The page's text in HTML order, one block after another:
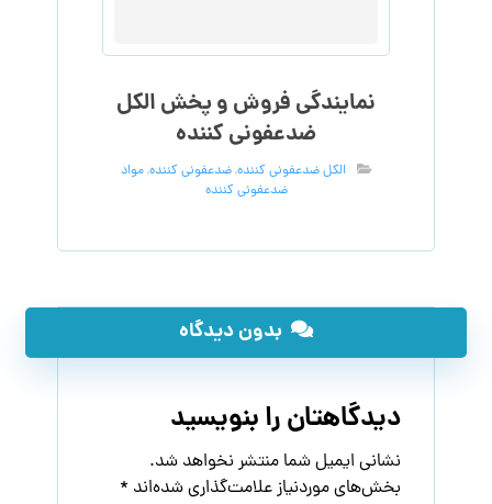
نمایندگی فروش و پخش الکل
ضدعفونی کننده
الکل ضدعفونی کننده,ضدعفونی کننده,مواد
ضدعفونی کننده
بدون دیدگاه
دیدگاهتان را بنویسید
نشانی ایمیل شما منتشر نخواهد شد.
بخش‌های موردنیاز علامت‌گذاری شده‌اند *